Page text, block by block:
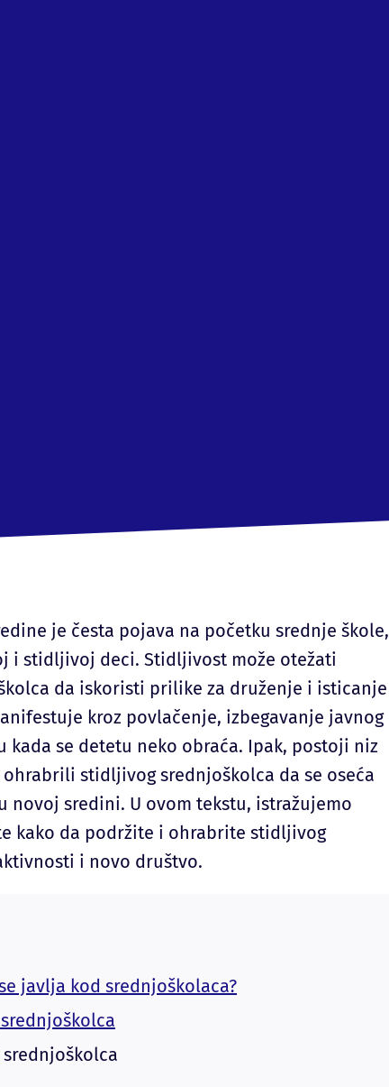
je česta pojava na početku srednje škole,
i stidljivoj deci. Stidljivost može otežati
da iskoristi prilike za druženje i isticanje
kroz povlačenje, izbegavanje javnog
se detetu neko obraća. Ipak, postoji niz
stidljivog srednjoškolca da se oseća
novoj sredini. U ovom tekstu, istražujemo
kako da podržite i ohrabrite stidljivog
i novo društvo.
javlja kod srednjoškolaca?